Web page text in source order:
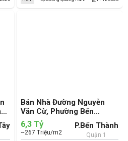
Bán Nhà Đường Nguyễn
Văn Cừ, Phường Bến
Thành, Quận 1 (cũ)
6,3 Tỷ
~267 Triệu/m2
P.Bến Thành
Quận 1